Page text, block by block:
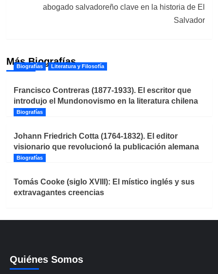
abogado salvadoreño clave en la historia de El
Salvador
Más Biografías
Biografías Literatura y Filosofía
Francisco Contreras (1877-1933). El escritor que
introdujo el Mundonovismo en la literatura chilena
Biografías
Johann Friedrich Cotta (1764-1832). El editor
visionario que revolucionó la publicación alemana
Biografías
Tomás Cooke (siglo XVIII): El místico inglés y sus
extravagantes creencias
Quiénes Somos